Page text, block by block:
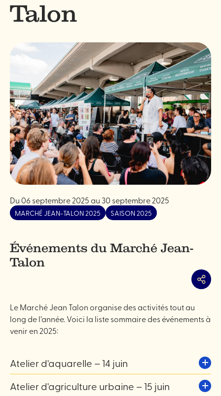
Talon
Du06 septembre 2025 au30 septembre 2025
MARCHÉ JEAN-TALON 2025 SAISON 2025
Événements du Marché Jean-
Talon
Le Marché Jean Talon organise des activités tout au
long de l’année. Voici la liste sommaire des événements à
venir en 2025:
Atelier d'aquarelle – 14 juin
atelier gratuit d’aquarellele samedi 14 juin à 10h ou 15h.
Atelier d'agriculture urbaine – 15 juin